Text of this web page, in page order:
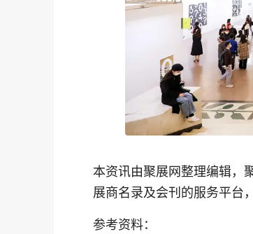
本资讯由聚展网整理编辑，
展商名录及会刊的服务平台
参考资料：